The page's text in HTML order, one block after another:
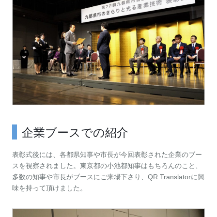
企業ブースでの紹介
表彰式後には、各都県知事や市長が今回表彰された企業のブー
スを視察されました。東京都の小池都知事はもちろんのこと、
多数の知事や市長がブースにご来場下さり、QR Translatorに興
味を持って頂けました。